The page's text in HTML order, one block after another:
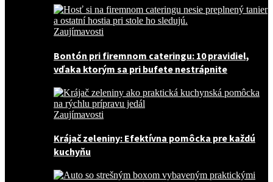
Zaujímavosti
Bontón pri firemnom cateringu: 10 pravidiel,
vďaka ktorým sa pri bufete nestrápnite
Zaujímavosti
Krájač zeleniny: Efektívna pomôcka pre každú
kuchyňu